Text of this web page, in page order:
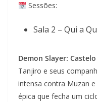
Sessões:
Sala 2 – Qui a
Demon Slayer:
Tanjiro e seus
intensa contra Muzan
épica que fecha um